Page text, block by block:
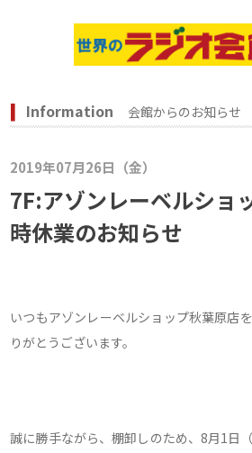
Information 会館からのお知らせ
2019年07月26日（金）
7F:アゾンレーベルショ
時休業のお知らせ
いつもアゾンレーベルショップ秋葉原店
りがとうございます。
誠に勝手ながら、棚卸しのため、8月1日